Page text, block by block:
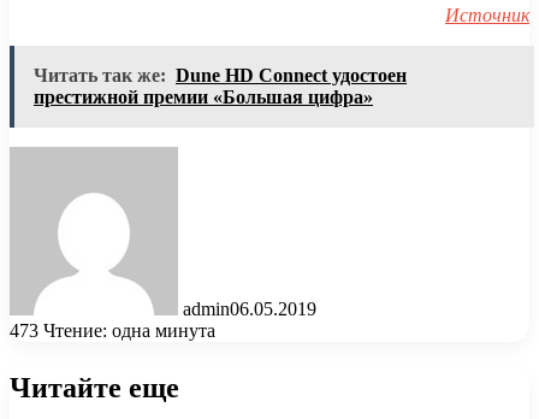
Источник
Читать так же: Dune HD Connect удостоен
престижной премии «Большая цифра»
admin06.05.2019
473 Чтение: одна минута
Читайте еще